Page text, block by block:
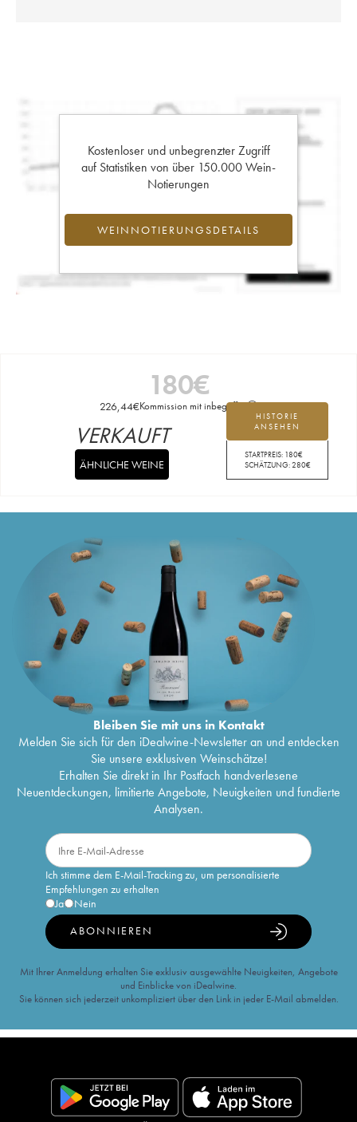
Kostenloser und unbegrenzter Zugriff
auf Statistiken von über 150.000 Wein-
Notierungen
WEINNOTIERUNGSDETAILS
180€
226,44€Kommission mit inbegriffen
HISTORIE
ANSEHEN
STARTPREIS: 180€
SCHÄTZUNG:280€
VERKAUFT
ÄHNLICHE WEINE
Bleiben Sie mit uns in Kontakt
Melden Sie sich für den iDealwine-Newsletter an und entdecken
Sie unsere exklusiven Weinschätze!
Erhalten Sie direkt in Ihr Postfach handverlesene
Neuentdeckungen, limitierte Angebote, Neuigkeiten und fundierte
Analysen.
Ich stimme dem E-Mail-Tracking zu, um personalisierte
Empfehlungen zu erhalten
Ja
Nein
ABONNIEREN
Mit Ihrer Anmeldung erhalten Sie exklusiv ausgewählte Neuigkeiten, Angebote
und Einblicke von iDealwine.
Sie können sich jederzeit unkompliziert über den Link in jeder E-Mail abmelden.